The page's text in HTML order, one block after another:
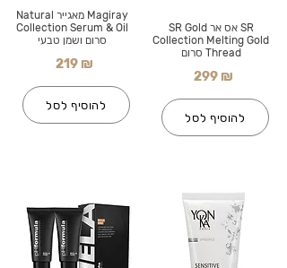
Magiray מאגייר Natural
Collection Serum & Oil
סרום ושמן טבעי
219 ₪
להוסיף לסל
SR אס אר SR Gold
Collection Melting Gold
Thread סרום
299 ₪
להוסיף לסל